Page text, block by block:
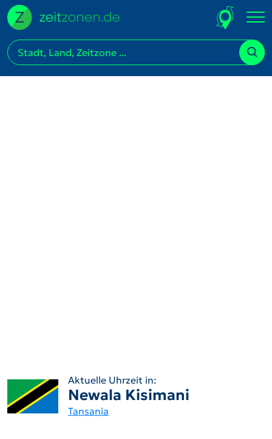
Aktuelle Uhrzeit in:
Newala Kisimani
Tansania